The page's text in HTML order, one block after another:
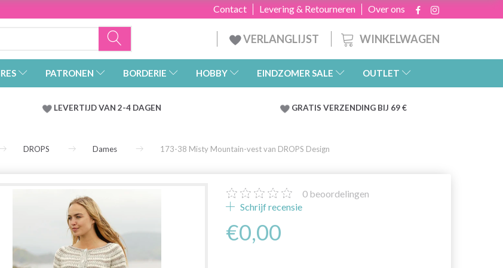
Over ons
Levering & Retourneren
Contact
WINKELWAGEN
VERLANGLIJST
PATRONEN BORDERIE HOBBY EINDZOMER SALE OUTLET
LEVERTIJD VAN 2-4 DAGEN GRATIS VERZENDING BIJ 69 €
DROPS Dames 173-38 Misty Mountain-vest van DROPS Design
0 beoordelingen
Schrijf recensie
€0,00